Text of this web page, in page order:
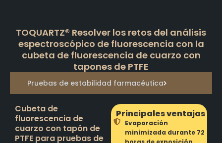
TOQUARTZ® Resolver los retos del análisis
espectroscópico de fluorescencia con la
cubeta de fluorescencia de cuarzo con
tapones de PTFE
Pruebas de estabilidad farmacéutica
Cubeta de
fluorescencia de
cuarzo con tapón de
PTFE para pruebas de
Principales ventajas
Evaporación
minimizada durante 72